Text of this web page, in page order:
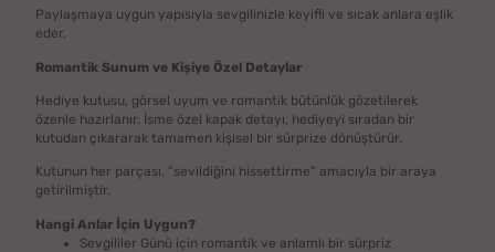
Paylaşmaya uygun yapısıyla sevgilinizle keyifli ve sıcak anlara eşlik
eder.
Romantik Sunum ve Kişiye Özel Detaylar
Hediye kutusu, görsel uyum ve romantik bütünlük gözetilerek
özenle hazırlanır. İsme özel kapak detayı, hediyeyi sıradan bir
kutudan çıkararak tamamen kişisel bir sürprize dönüştürür.
Kutunun her parçası, “sevildiğini hissettirme” amacıyla bir araya
getirilmiştir.
Hangi Anlar İçin Uygun?
Sevgililer Günü için romantik ve anlamlı bir sürpriz